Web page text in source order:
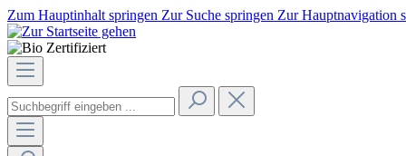
Zum Hauptinhalt springen Zur Suche springen Zur Hauptnavigation